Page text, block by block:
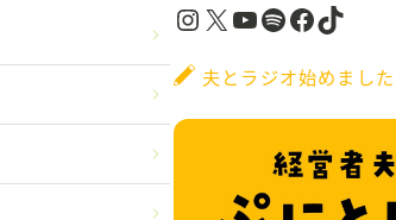
Instagram X YouTube Spotify Facebook TikTok
夫とラジオ始めました